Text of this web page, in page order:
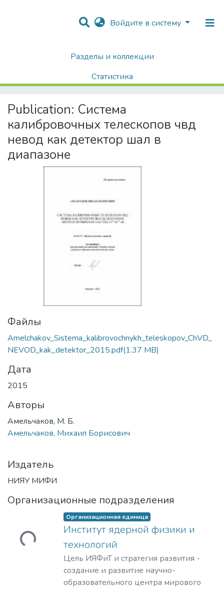
Войдите в систему
Разделы и коллекции
Статистика
Диссертации / Выпускные квалификационные работы
Система калибровочных телескопов чвд невод как детектор шал в диапазоне
Publication: Система
калибровочных телескопов чвд
невод как детектор шал в
диапазоне
Файлы
Amelchakov_Sistema_kalibrovochnykh_teleskopov_ChVD_
NEVOD_kak_detektor_2015.pdf(1.37 MB)
Дата
2015
Авторы
Амельчаков, М. Б.
Амельчаков, Михаил Борисович
Издатель
НИЯУ МИФИ
Организационные подразделения
Организационная единица
Институт ядерной физики и
технологий
Цель ИЯФиТ и стратегия развития -
создание и развитие научно-
образовательного центра мирового